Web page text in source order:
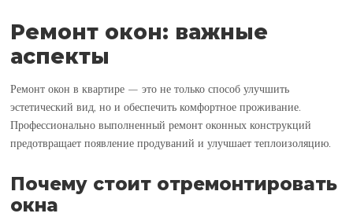
Ремонт окон: важные
аспекты
Ремонт окон в квартире — это не только способ улучшить
эстетический вид, но и обеспечить комфортное проживание.
Профессионально выполненный ремонт оконных конструкций
предотвращает появление продуваний и улучшает теплоизоляцию.
Почему стоит отремонтировать
окна